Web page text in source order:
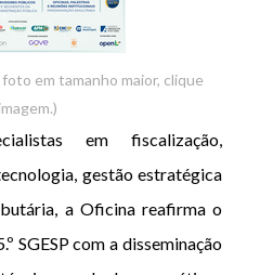
em tamanho maior, clique
em fiscalização,
gestão estratégica
a Oficina reafirma o
SGESP com a disseminação